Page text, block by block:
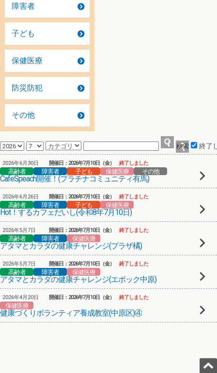
障害者
子ども
保健医療
防災防犯
その他
終了
2026年6月30日
高齢者 障害者 子ども 保健医療 その他
CafeSpeach開催！(プラチナコミュニティ有馬)
開催日：2026年7月10日（金） 終了しました
2026年6月26日
高齢者 障害者 子ども 保健医療
Hot！するカフェだいし(令和8年7月10日)
開催日：2026年7月10日（金） 終了しました
2026年5月7日
高齢者 障害者 保健医療
アタマとカラダの健康チャレンジ(プラザ橘)
開催日：2026年7月10日（金） 終了しました
2026年5月7日
高齢者 障害者 保健医療
アタマとカラダの健康チャレンジ(エポック中原)
開催日：2026年7月10日（金） 終了しました
2026年4月20日
保健医療
健康づくりボランティア養成教室(中原区)④
開催日：2026年7月10日（金） 終了しました